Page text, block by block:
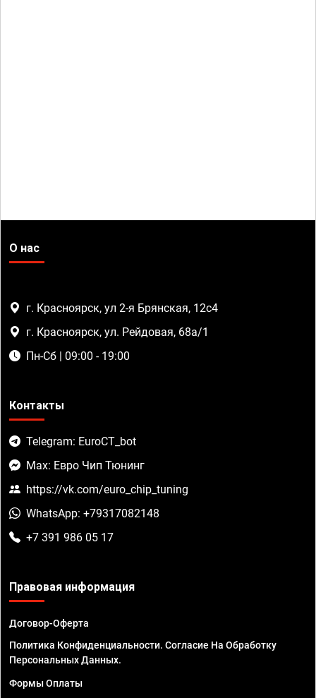
О нас
г. Красноярск, ул 2-я Брянская, 12с4
г. Красноярск, ул. Рейдовая, 68а/1
Пн-Сб | 09:00 - 19:00
Контакты
Telegram: EuroCT_bot
Max: Евро Чип Тюнинг
https://vk.com/euro_chip_tuning
WhatsApp: +79317082148
+7 391 986 05 17
Правовая информация
Договор-Оферта
Политика Конфиденциальности. Согласие На Обработку
Персональных Данных.
Формы Оплаты